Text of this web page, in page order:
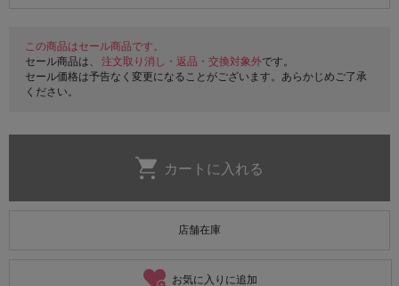
この商品はセール商品です。
セール商品は、 注文取り消し・返品・交換対象外です。
セール価格は予告なく変更になることがございます。あらかじめご了承
ください。
店舗在庫
お気に入りに追加